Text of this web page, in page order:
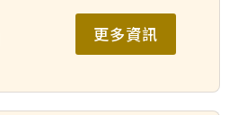
更多資訊